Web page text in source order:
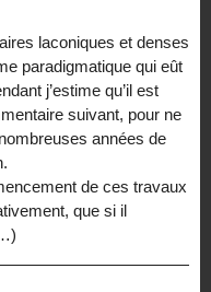
laconiques et denses
paradigmatique qui eût
j’estime qu’il est
suivant, pour ne
années de
de ces travaux
que si il